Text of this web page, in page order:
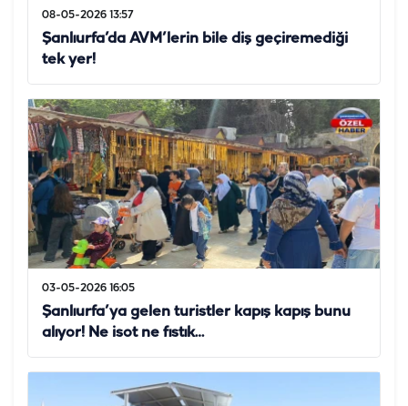
08-05-2026 13:57
Şanlıurfa’da AVM’lerin bile diş geçiremediği
tek yer!
03-05-2026 16:05
Şanlıurfa’ya gelen turistler kapış kapış bunu
alıyor! Ne isot ne fıstık…